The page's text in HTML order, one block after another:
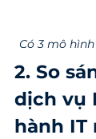
Có 3 mô
2. So
dịch vụ
hành IT